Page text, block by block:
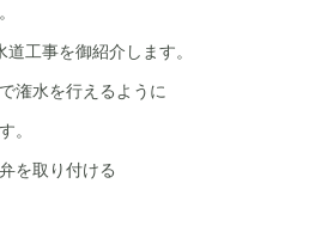
工事を御紹介します。
潅水を行えるように
。
を取り付ける